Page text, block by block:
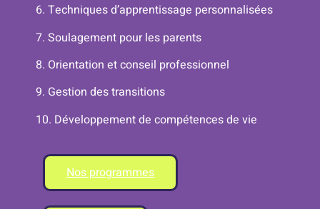
6. Techniques d’apprentissage personnalisées
7. Soulagement pour les parents
8. Orientation et conseil professionnel
9. Gestion des transitions
10. Développement de compétences de vie
Nos programmes